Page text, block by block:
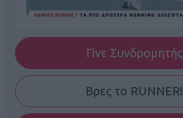
Γίνε Συνδρομητής
Βρες το RUNNER!